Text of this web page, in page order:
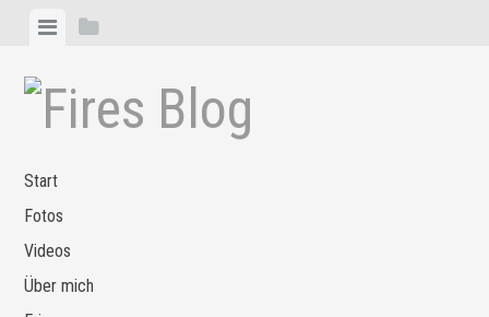
Zum
springen
MenüSeitenleiste
Start
Fotos
Videos
Über mich